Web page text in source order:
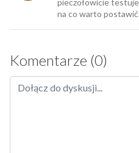
pieczołowicie
na co warto postawić.
Komentarze (0)